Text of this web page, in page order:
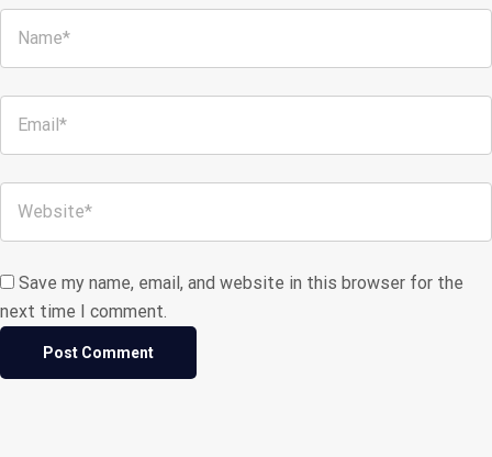
Save my name, email, and website in this browser for the
next time I comment.